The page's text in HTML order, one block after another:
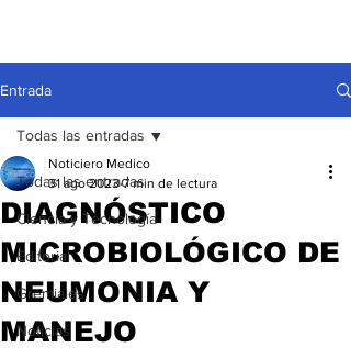
Entrada
Todas las entradas
Ciencia y Tecnología
Editorial
Gremiales
Noticias
Todas las entradas
DIAGNÓSTICO
MICROBIOLÓGICO DE
NEUMONIA Y
MANEJO
Noticiero Medico
31 ago 2023 7 min de lectura